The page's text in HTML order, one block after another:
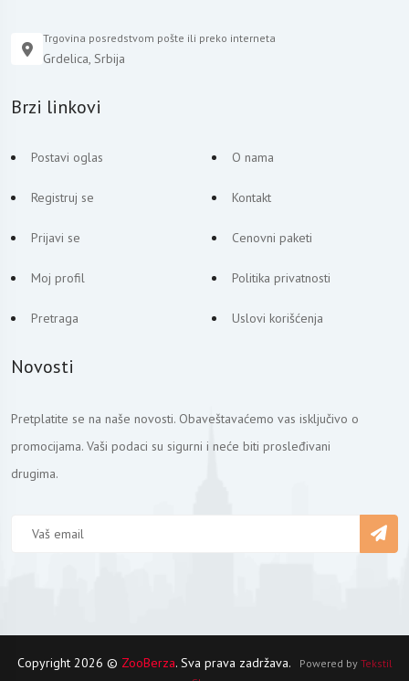
Trgovina posredstvom pošte ili preko interneta
Grdelica, Srbija
Brzi linkovi
Postavi oglas
Registruj se
Prijavi se
Moj profil
Pretraga
O nama
Kontakt
Cenovni paketi
Politika privatnosti
Uslovi korišćenja
Novosti
Pretplatite se na naše novosti. Obaveštavaćemo vas isključivo o
promocijama. Vaši podaci su sigurni i neće biti prosleđivani
drugima.
Copyright 2026 © ZooBerza. Sva prava zadržava. Powered by Tekstil